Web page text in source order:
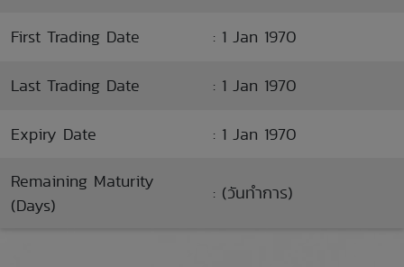
First Trading Date : 1 Jan 1970
Last Trading Date : 1 Jan 1970
Expiry Date : 1 Jan 1970
Remaining Maturity
(Days)
: (วันทำการ)